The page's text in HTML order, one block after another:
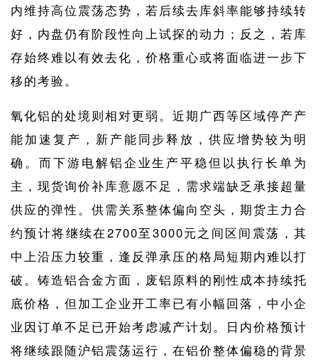
内维持高位震荡态势，若后续去库斜率能够持续转
好，内盘仍有阶段性向上试探的动力；反之，若库
存始终难以有效去化，价格重心或将面临进一步下
移的考验。
氧化铝的处境则相对更弱。近期广西等区域停产产
能加速复产，新产能同步释放，供应增势较为明
确。而下游电解铝企业生产平稳但以执行长单为
主，现货询价补库意愿不足，需求端缺乏承接超量
供应的弹性。供需关系整体偏向空头，期货主力合
约预计将继续在2700至3000元之间区间震荡，其
中上沿压力较重，逢反弹承压的格局短期内难以打
破。铸造铝合金方面，废铝原料的刚性成本持续托
底价格，但加工企业开工率已有小幅回落，中小企
业因订单不足已开始考虑减产计划。日内价格预计
将继续跟随沪铝震荡运行，在铝价整体偏稳的背景